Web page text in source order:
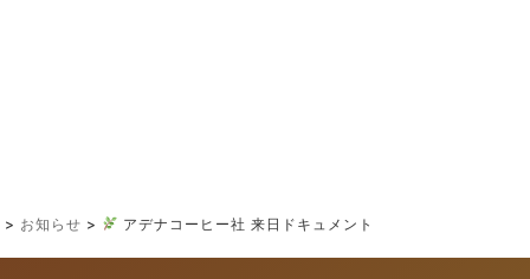
> お知らせ > アデナコーヒー社 来日ドキュメント